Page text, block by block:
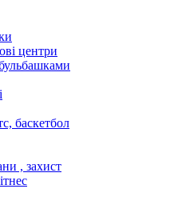
центри
баскетбол
, захист